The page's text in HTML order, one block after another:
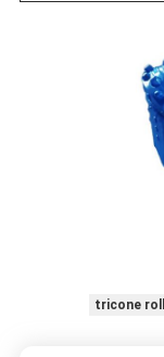
tricone